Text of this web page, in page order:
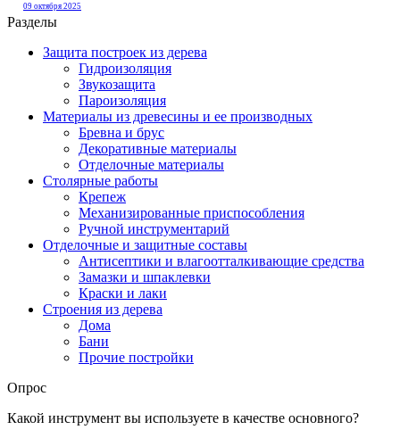
09 октября 2025
Разделы
Защита построек из дерева
Гидроизоляция
Звукозащита
Пароизоляция
Материалы из древесины и ее производных
Бревна и брус
Декоративные материалы
Отделочные материалы
Столярные работы
Крепеж
Механизированные приспособления
Ручной инструментарий
Отделочные и защитные составы
Антисептики и влагоотталкивающие средства
Замазки и шпаклевки
Краски и лаки
Строения из дерева
Дома
Бани
Прочие постройки
Опрос
Какой инструмент вы используете в качестве основного?